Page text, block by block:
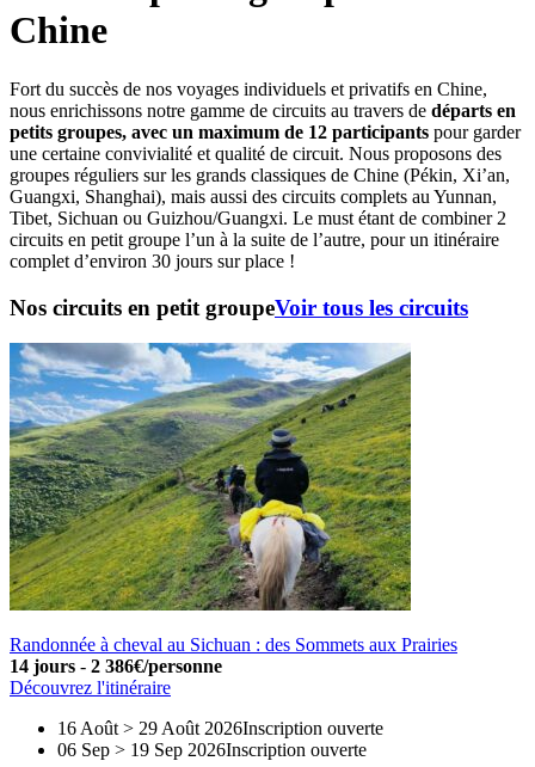
Chine
Fort du succès de nos voyages individuels et privatifs en Chine,
nous enrichissons notre gamme de circuits au travers de départs en
petits groupes, avec un maximum de 12 participants pour garder
une certaine convivialité et qualité de circuit. Nous proposons des
groupes réguliers sur les grands classiques de Chine (Pékin, Xi’an,
Guangxi, Shanghai), mais aussi des circuits complets au Yunnan,
Tibet, Sichuan ou Guizhou/Guangxi. Le must étant de combiner 2
circuits en petit groupe l’un à la suite de l’autre, pour un itinéraire
complet d’environ 30 jours sur place !
Nos circuits en petit groupeVoir tous les circuits
Randonnée à cheval au Sichuan : des Sommets aux Prairies
14 jours - 2 386€/personne
Découvrez l'itinéraire
16 Août > 29 Août 2026Inscription ouverte
06 Sep > 19 Sep 2026Inscription ouverte